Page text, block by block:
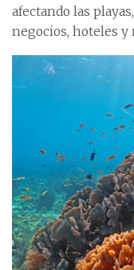
afectando las
negocios, hoteles y